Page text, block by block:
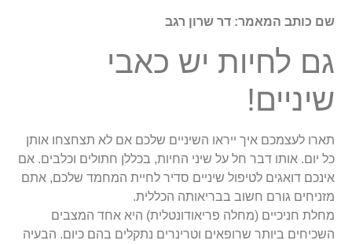
שם כותב המאמר: דר שרון רגב
גם לחיות יש כאבי
שיניים!
תארו לעצמכם איך ייראו השיניים שלכם אם לא תצחצחו אותן
כל יום. אותו דבר חל על שיני החיות, בכללן חתולים וכלבים. אם
אינכם דואגים לטיפול שיניים סדיר לחיית המחמד שלכם, אתם
מזניחים גורם חשוב בבריאותה הכללית.
מחלת חניכיים (מחלה פריאודונטלית) היא אחד המצבים
השכיחים ביותר שרופאים וטרינרים נתקלים בהם כיום. הבעיה